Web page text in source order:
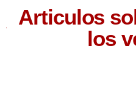
Articulos
los